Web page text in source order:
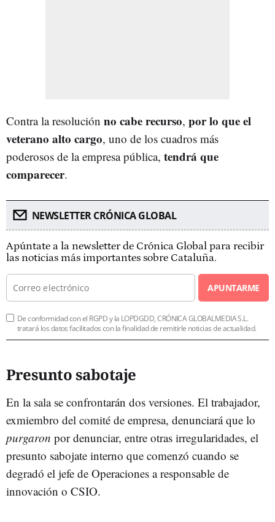
Contra la resolución no cabe recurso, por lo que el
veterano alto cargo, uno de los cuadros más
poderosos de la empresa pública, tendrá que
comparecer.
NEWSLETTER CRÓNICA GLOBAL
Apúntate a la newsletter de Crónica Global para recibir
las noticias más importantes sobre Cataluña.
APUNTARME
De conformidad con el RGPD y la LOPDGDD, CRÓNICA GLOBALMEDIA S.L.
tratará los datos facilitados con la finalidad de remitirle noticias de actualidad.
Presunto sabotaje
En la sala se confrontarán dos versiones. El trabajador,
exmiembro del comité de empresa, denunciará que lo
purgaron por denunciar, entre otras irregularidades, el
presunto sabojate interno que comenzó cuando se
degradó el jefe de Operaciones a responsable de
innovación o CSIO.